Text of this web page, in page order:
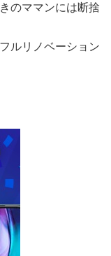
のママンには断捨
ルリノベーション